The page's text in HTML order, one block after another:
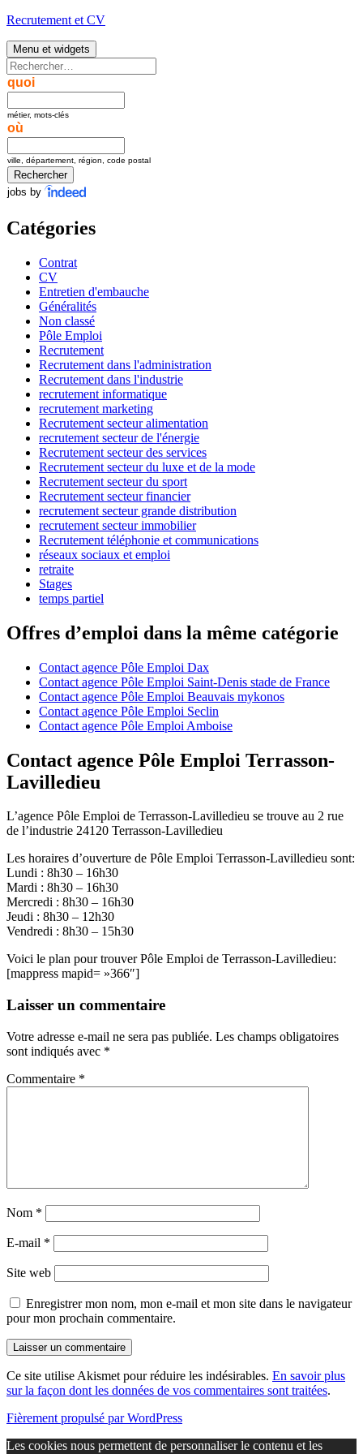
Aller
contenu
Recrutement et CV
Menu et widgets
Rechercher :
quoi
métier, mots-clés
où
ville, département, région, code postal
jobs by
Catégories
Contrat
CV
Entretien d'embauche
Généralités
Non classé
Pôle Emploi
Recrutement
Recrutement dans l'administration
Recrutement dans l'industrie
recrutement informatique
recrutement marketing
Recrutement secteur alimentation
recrutement secteur de l'énergie
Recrutement secteur des services
Recrutement secteur du luxe et de la mode
Recrutement secteur du sport
Recrutement secteur financier
recrutement secteur grande distribution
recrutement secteur immobilier
Recrutement téléphonie et communications
réseaux sociaux et emploi
retraite
Stages
temps partiel
Offres d’emploi dans la même catégorie
Contact agence Pôle Emploi Dax
Contact agence Pôle Emploi Saint-Denis stade de France
Contact agence Pôle Emploi Beauvais mykonos
Contact agence Pôle Emploi Seclin
Contact agence Pôle Emploi Amboise
Contact agence Pôle Emploi Terrasson-
Lavilledieu
L’agence Pôle Emploi de Terrasson-Lavilledieu se trouve au 2 rue
de l’industrie 24120 Terrasson-Lavilledieu
Les horaires d’ouverture de Pôle Emploi Terrasson-Lavilledieu sont:
Lundi : 8h30 – 16h30
Mardi : 8h30 – 16h30
Mercredi : 8h30 – 16h30
Jeudi : 8h30 – 12h30
Vendredi : 8h30 – 15h30
Voici le plan pour trouver Pôle Emploi de Terrasson-Lavilledieu:
[mappress mapid= »366″]
Laisser un commentaire
Votre adresse e-mail ne sera pas publiée. Les champs obligatoires
sont indiqués avec *
Commentaire *
Nom *
E-mail *
Site web
Enregistrer mon nom, mon e-mail et mon site dans le navigateur
pour mon prochain commentaire.
Ce site utilise Akismet pour réduire les indésirables. En savoir plus
sur la façon dont les données de vos commentaires sont traitées.
Fièrement propulsé par WordPress
Les cookies nous permettent de personnaliser le contenu et les